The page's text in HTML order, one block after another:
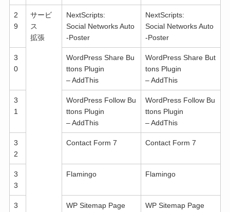
2
9
サービ
ス
拡張
NextScripts:
Social Networks Auto
-Poster
NextScripts:
Social Networks Auto
-Poster
3
0
WordPress Share Bu
ttons Plugin
– AddThis
WordPress Share But
tons Plugin
– AddThis
3
1
WordPress Follow Bu
ttons Plugin
– AddThis
WordPress Follow Bu
ttons Plugin
– AddThis
3
2
Contact Form 7 Contact Form 7
3
3
Flamingo Flamingo
3
WP Sitemap Page WP Sitemap Page